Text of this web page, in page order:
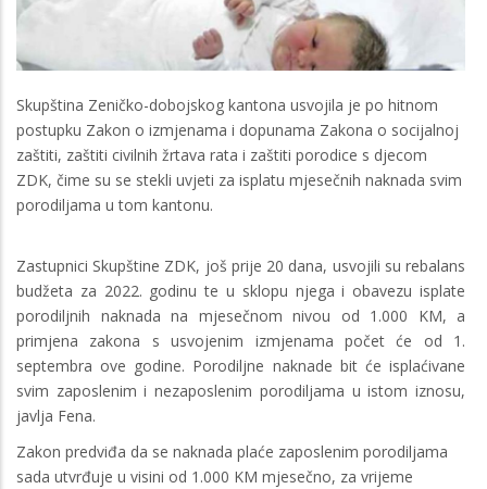
Skupština Zeničko-dobojskog kantona usvojila je po hitnom
postupku Zakon o izmjenama i dopunama Zakona o socijalnoj
zaštiti, zaštiti civilnih žrtava rata i zaštiti porodice s djecom
ZDK, čime su se stekli uvjeti za isplatu mjesečnih naknada svim
porodiljama u tom kantonu.
Zastupnici Skupštine ZDK, još prije 20 dana, usvojili su rebalans
budžeta za 2022. godinu te u sklopu njega i obavezu isplate
porodiljnih naknada na mjesečnom nivou od 1.000 KM, a
primjena zakona s usvojenim izmjenama počet će od 1.
septembra ove godine. Porodiljne naknade bit će isplaćivane
svim zaposlenim i nezaposlenim porodiljama u istom iznosu,
javlja Fena.
Zakon predviđa da se naknada plaće zaposlenim porodiljama
sada utvrđuje u visini od 1.000 KM mjesečno, za vrijeme